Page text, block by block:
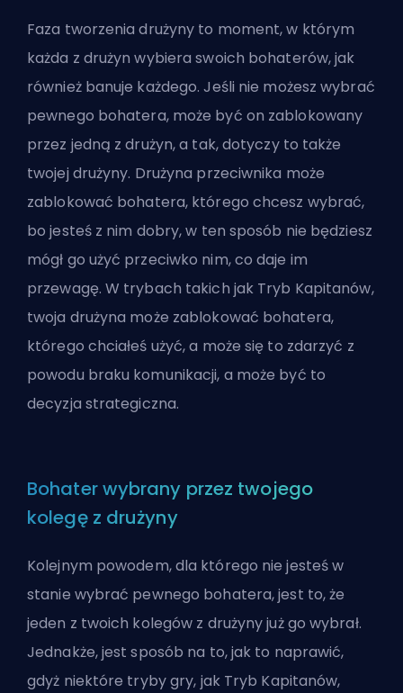
Faza tworzenia drużyny to moment, w którym
każda z drużyn wybiera swoich bohaterów, jak
również banuje każdego. Jeśli nie możesz wybrać
pewnego bohatera, może być on zablokowany
przez jedną z drużyn, a tak, dotyczy to także
twojej drużyny. Drużyna przeciwnika może
zablokować bohatera, którego chcesz wybrać,
bo jesteś z nim dobry, w ten sposób nie będziesz
mógł go użyć przeciwko nim, co daje im
przewagę. W trybach takich jak Tryb Kapitanów,
twoja drużyna może zablokować bohatera,
którego chciałeś użyć, a może się to zdarzyć z
powodu braku komunikacji, a może być to
decyzja strategiczna.
Bohater wybrany przez twojego
kolegę z drużyny
Kolejnym powodem, dla którego nie jesteś w
stanie wybrać pewnego bohatera, jest to, że
jeden z twoich kolegów z drużyny już go wybrał.
Jednakże, jest sposób na to, jak to naprawić,
gdyż niektóre tryby gry, jak Tryb Kapitanów,